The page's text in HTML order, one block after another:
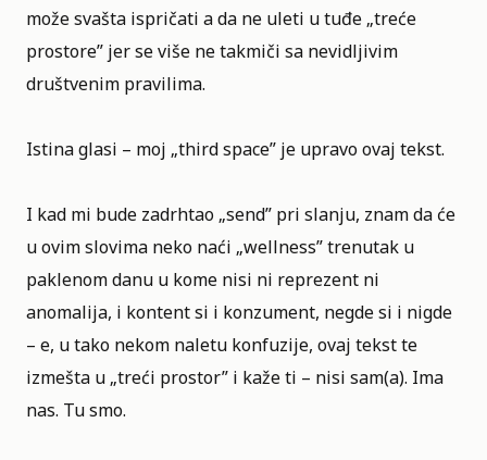
može svašta ispričati a da ne uleti u tuđe „treće
prostore” jer se više ne takmiči sa nevidljivim
društvenim pravilima.
Istina glasi – moj „third space” je upravo ovaj tekst.
I kad mi bude zadrhtao „send” pri slanju, znam da će
u ovim slovima neko naći „wellness” trenutak u
paklenom danu u kome nisi ni reprezent ni
anomalija, i kontent si i konzument, negde si i nigde
– e, u tako nekom naletu konfuzije, ovaj tekst te
izmešta u „treći prostor” i kaže ti – nisi sam(a). Ima
nas. Tu smo.